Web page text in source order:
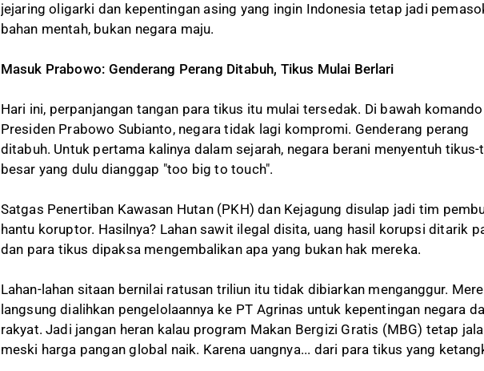
jejaring oligarki dan kepentingan asing yang ingin Indonesia tetap jadi
bahan mentah, bukan negara maju.
Masuk Prabowo: Genderang Perang Ditabuh, Tikus Mulai Berlari
Hari ini, perpanjangan tangan para tikus itu mulai tersedak. Di bawah komando
Presiden Prabowo Subianto, negara tidak lagi kompromi. Genderang perang
ditabuh. Untuk pertama kalinya dalam sejarah, negara berani menyentuh
besar yang dulu dianggap "too big to touch".
Satgas Penertiban Kawasan Hutan (PKH) dan Kejagung disulap jadi tim
hantu koruptor. Hasilnya? Lahan sawit ilegal disita, uang hasil korupsi ditarik
dan para tikus dipaksa mengembalikan apa yang bukan hak mereka.
Lahan-lahan sitaan bernilai ratusan triliun itu tidak dibiarkan menganggur.
langsung dialihkan pengelolaannya ke PT Agrinas untuk kepentingan negara
rakyat. Jadi jangan heran kalau program Makan Bergizi Gratis (MBG) tetap
meski harga pangan global naik. Karena uangnya... dari para tikus yang